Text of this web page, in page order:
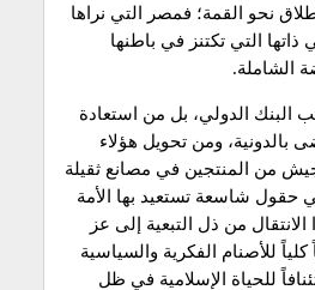
نحو القمة؛ فمصر التي نراها
ذاتها التي تكتنز في باطنها
الشاملة.
البنك الدولي، بل من استعادة
بالدونية، ومن تحويل هؤلاء
من المنتجين في مصانع ثقيلة
حقول شاسعة تستعيد بها الأمة
الانتقال من ذل التبعية إلى عز
للأصنام الفكرية والسياسية
للحياة الإسلامية في ظل